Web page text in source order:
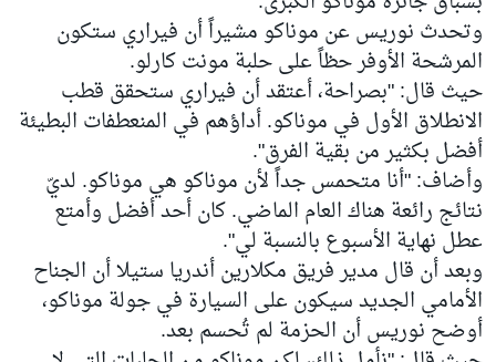
وتحدث نوريس عن موناكو مشيراً أن فيراري ستكون
المرشحة الأوفر حظاً على حلبة مونت كارلو.
حيث قال: "بصراحة، أعتقد أن فيراري ستحقق قطب
الانطلاق الأول في موناكو. أداؤهم في المنعطفات البطيئة
أفضل بكثير من بقية الفرق".
وأضاف: "أنا متحمس جداً لأن موناكو هي موناكو. لديّ
نتائج رائعة هناك العام الماضي. كان أحد أفضل وأمتع
عطل نهاية الأسبوع بالنسبة لي".
وبعد أن قال مدير فريق مكلارين أندريا ستيلا أن الجناح
الأمامي الجديد سيكون على السيارة في جولة موناكو،
أوضح نوريس أن الحزمة لم تُحسم بعد.